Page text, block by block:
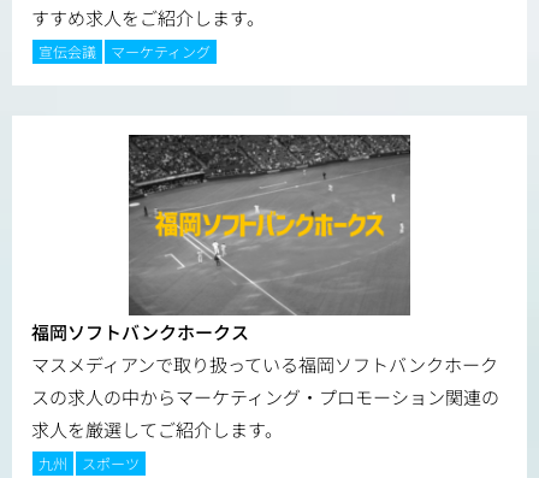
すすめ求人をご紹介します。
宣伝会議 マーケティング
福岡ソフトバンクホークス
マスメディアンで取り扱っている福岡ソフトバンクホーク
スの求人の中からマーケティング・プロモーション関連の
求人を厳選してご紹介します。
九州 スポーツ